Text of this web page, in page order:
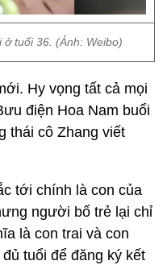
tuổi 36. (Ảnh: Weibo)
Hy vọng tất cả mọi
điện Hoa Nam buổi
thái cô Zhang viết
tới chính là con của
người bố trẻ lại chỉ
là con trai và con
tuổi để đăng ký kết